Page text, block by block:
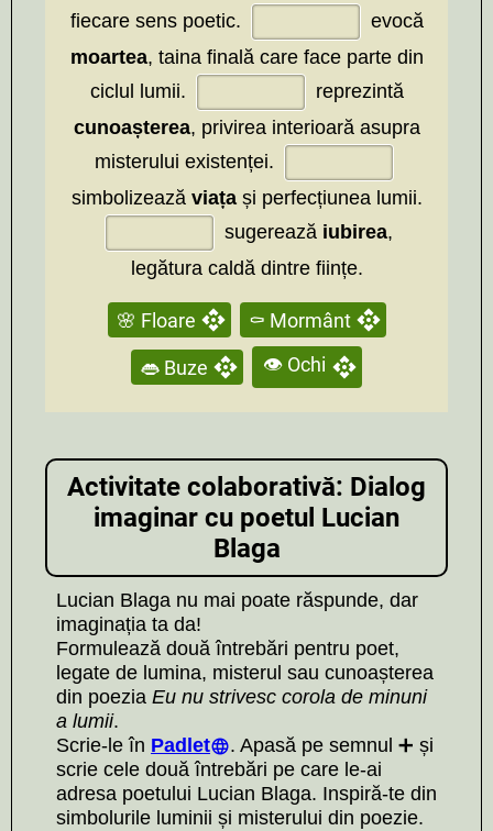
fiecare sens poetic.
evocă
moartea, taina finală care face parte din
ciclul lumii.
reprezintă
cunoașterea, privirea interioară asupra
misterului existenței.
simbolizează viațași perfecțiunea lumii.
sugerează iubirea,
legătura caldă dintre ființe.
🌸 Floare ⚰️ Mormânt
👄 Buze 👁️ Ochi
Activitate colaborativă: Dialog
imaginar cu poetul Lucian
Blaga
Lucian Blaga nu mai poate răspunde, dar
imaginația ta da!
Formulează două întrebări pentru poet,
legate de lumina, misterul sau cunoașterea
din poezia Eu nu strivesc corola de minuni
a lumii.
Scrie-le în Padlet
. Apasă pe semnul ➕ și
scrie cele două întrebări pe care le-ai
adresa poetului Lucian Blaga. Inspiră-te din
simbolurile luminii și misterului din poezie.